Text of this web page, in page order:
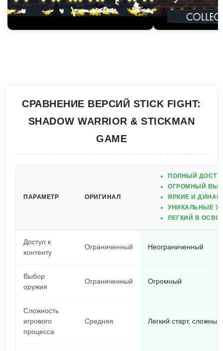
СРАВНЕНИЕ ВЕРСИЙ STICK FIGHT:
SHADOW WARRIOR & STICKMAN
GAME
ПАРАМЕТР ОРИГИНАЛ
ПОЛНЫЙ
ОГРОМНЫЙ
ЯРКИЕ И
УНИКАЛЬНЫЕ
ЛЕГКИЙ В
Доступ к
контенту
Ограниченный Неограниченный
Выбор
оружия
Ограниченный Огромный
Сложность
игрового
процесса
Средняя Легкий старт,